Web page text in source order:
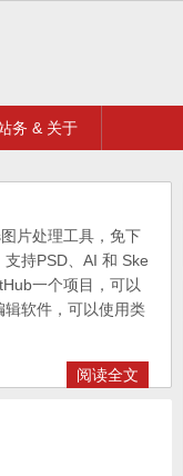
务 & 关于
片处理工具，免下
持PSD、AI 和 Ske
一个项目，可以
辑软件，可以使用类
阅读全文